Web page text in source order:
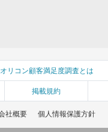
オリコン顧客満足度調査とは
掲載規約
社概要 個人情報保護方針